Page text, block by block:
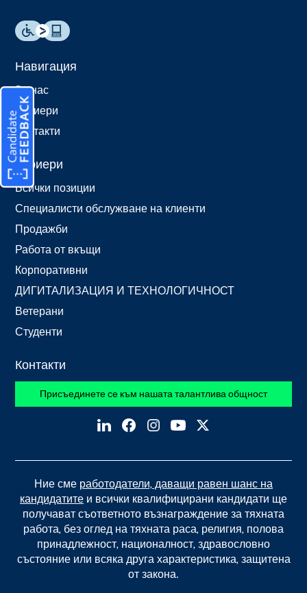
Навигация
За нас
Кариери
Контакти
Кариери
Всички позиции
Специалисти обслужване на клиенти
Продажби
Работа от вкъщи
Корпоративни
ДИГИТАЛИЗАЦИЯ И ТЕХНОЛОГИЧНОСТ
Ветерани
Студенти
Контакти
Присъединете се към нашата талантлива общност
Ние сме работодатели, даващи равен шанс на
кандидатите и всички квалифицирани кандидати ще
получават съответното възнаграждение за тяхната
работа, без оглед на тяхната раса, религия, полова
принадлежност, националност, здравословно
състояние или всяка друга характеристика, защитена
от закона.